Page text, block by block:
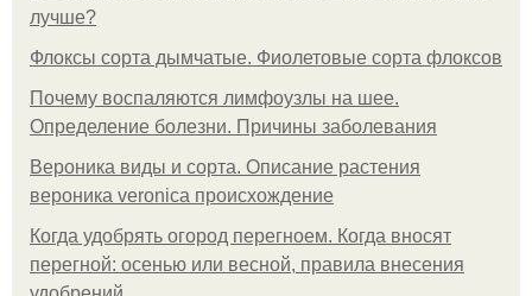
лучше?
Флоксы сорта дымчатые. Фиолетовые сорта флоксов
Почему воспаляются лимфоузлы на шее.
Определение болезни. Причины заболевания
Вероника виды и сорта. Описание растения
вероника veronica происхождение
Когда удобрять огород перегноем. Когда вносят
перегной: осенью или весной, правила внесения